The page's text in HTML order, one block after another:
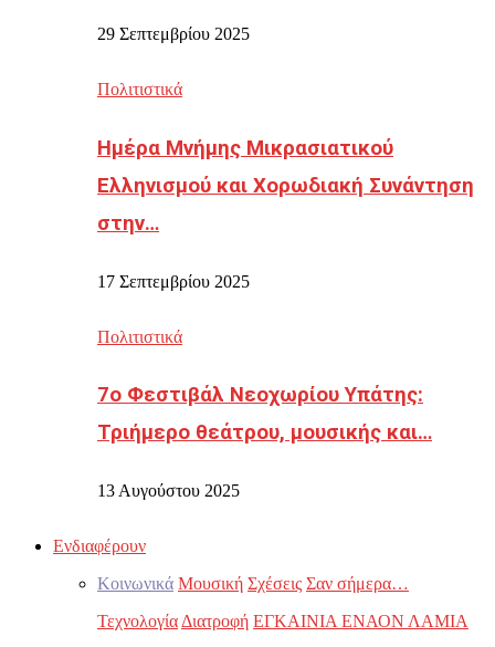
29 Σεπτεμβρίου 2025
Πολιτιστικά
Ημέρα Μνήμης Μικρασιατικού
Ελληνισμού και Χορωδιακή Συνάντηση
στην…
17 Σεπτεμβρίου 2025
Πολιτιστικά
7ο Φεστιβάλ Νεοχωρίου Υπάτης:
Τριήμερο θεάτρου, μουσικής και…
13 Αυγούστου 2025
Ενδιαφέρουν
Κοινωνικά Μουσική Σχέσεις Σαν σήμερα…
Τεχνολογία Διατροφή ΕΓΚΑΙΝΙΑ ΕΝΑΟΝ ΛΑΜΙΑ